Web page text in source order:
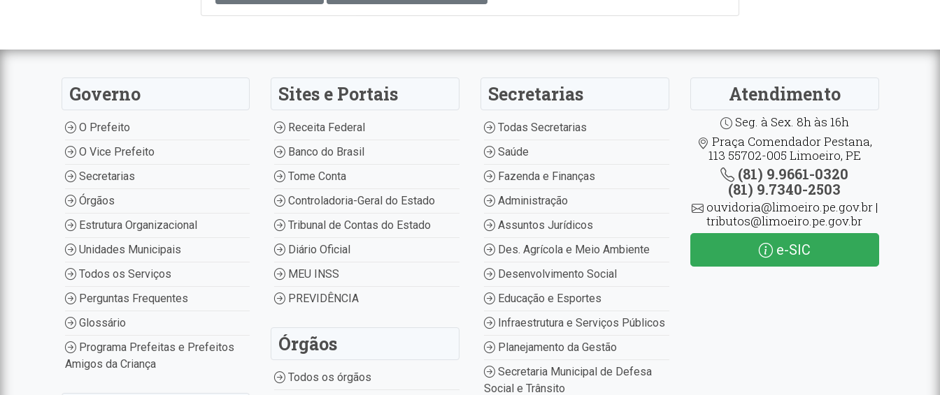
Governo
O Prefeito
O Vice Prefeito
Secretarias
Órgãos
Estrutura Organizacional
Unidades Municipais
Todos os Serviços
Perguntas Frequentes
Glossário
Programa Prefeitas e Prefeitos
Amigos da Criança
Sites e Portais
Receita Federal
Banco do Brasil
Tome Conta
Controladoria-Geral do Estado
Tribunal de Contas do Estado
Diário Oficial
MEU INSS
PREVIDÊNCIA
Órgãos
Todos os órgãos
Secretarias
Todas Secretarias
Saúde
Fazenda e Finanças
Administração
Assuntos Jurídicos
Des. Agrícola e Meio Ambiente
Desenvolvimento Social
Educação e Esportes
Infraestrutura e Serviços Públicos
Planejamento da Gestão
Secretaria Municipal de Defesa
Social e Trânsito
Atendimento
Seg. à Sex. 8h às 16h
Praça Comendador Pestana,
113 55702-005 Limoeiro, PE
(81) 9.9661-0320
(81) 9.7340-2503
ouvidoria@limoeiro.pe.gov.br |
tributos@limoeiro.pe.gov.br
e-SIC